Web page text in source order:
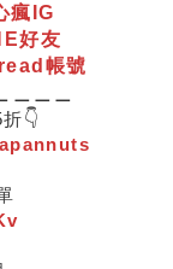
瘋IG
好友
帳號
👇